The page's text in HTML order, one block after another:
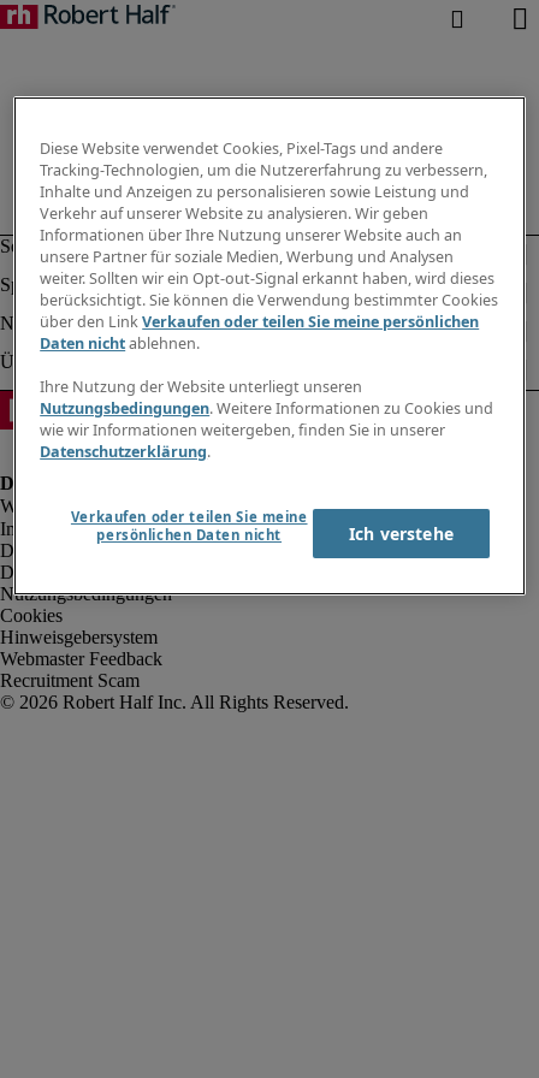
Impressum
Datenschutz
Datenschutz Arbeitnehmer/Zeitarbeitskräfte
Nutzungsbedingungen
Cookies
Hinweisgebersystem
Webmaster Feedback
Recruitment Scam
Diese Website verwendet Cookies, Pixel-Tags und andere
Tracking-Technologien, um die Nutzererfahrung zu verbessern,
Inhalte und Anzeigen zu personalisieren sowie Leistung und
Verkehr auf unserer Website zu analysieren. Wir geben
Informationen über Ihre Nutzung unserer Website auch an
unsere Partner für soziale Medien, Werbung und Analysen
weiter. Sollten wir ein Opt-out-Signal erkannt haben, wird dieses
berücksichtigt. Sie können die Verwendung bestimmter Cookies
über den LinkVerkaufen oder teilen Sie meine persönlichen
Daten nichtablehnen.
Ihre Nutzung der Website unterliegt unseren
Nutzungsbedingungen. Weitere Informationen zu Cookies und
wie wir Informationen weitergeben, finden Sie in unserer
Datenschutzerklärung.
Verkaufen oder teilen Sie meine
persönlichen Daten nicht
Ich verstehe